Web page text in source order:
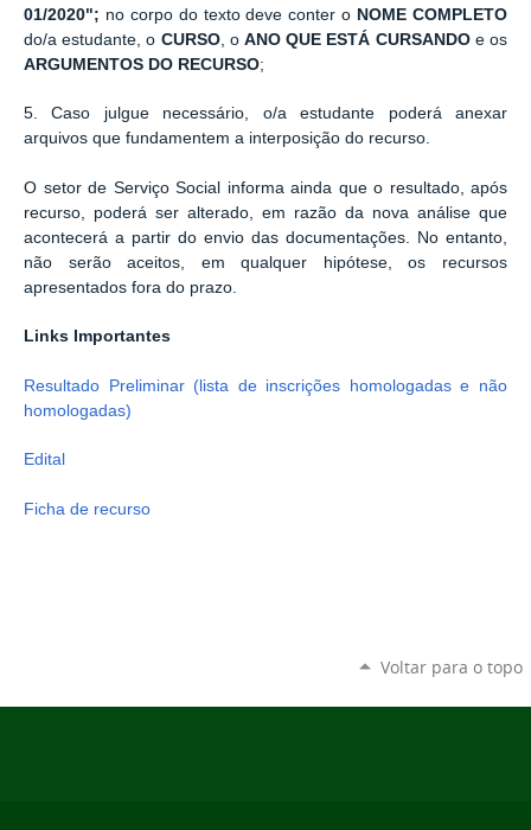
01/2020"; no corpo do texto deve conter o NOME COMPLETO
do/a estudante, o CURSO, oANO QUE ESTÁ CURSANDOe os
ARGUMENTOS DO RECURSO;
5. Caso julgue necessário, o/a estudante poderá anexar
arquivos que fundamentem a interposição do recurso.
O setor de Serviço Social informa ainda que o resultado, após
recurso, poderá ser alterado, em razão da nova análise que
acontecerá a partir do envio das documentações. No entanto,
não serão aceitos, em qualquer hipótese, os recursos
apresentados fora do prazo.
Links Importantes
Resultado Preliminar (lista de inscrições homologadas e não
homologadas)
Edital
Ficha de recurso
Voltar para o topo